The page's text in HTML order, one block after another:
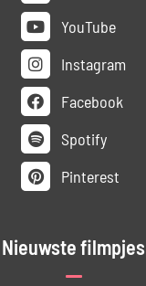
YouTube
Instagram
Facebook
Spotify
Pinterest
Nieuwste filmpjes